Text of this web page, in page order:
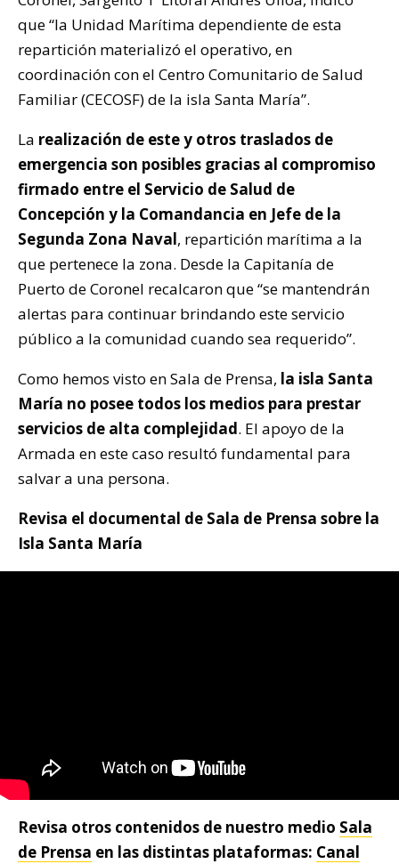
que “la Unidad Marítima dependiente de esta
repartición materializó el operativo, en
coordinación con el Centro Comunitario de Salud
Familiar (CECOSF) de la isla Santa María”.
La realización de este y otros traslados de
emergencia son posibles gracias al compromiso
firmado entre el Servicio de Salud de
Concepción y la Comandancia en Jefe de la
Segunda Zona Naval, repartición marítima a la
que pertenece la zona. Desde la Capitanía de
Puerto de Coronel recalcaron que “se mantendrán
alertas para continuar brindando este servicio
público a la comunidad cuando sea requerido”.
Como hemos visto en Sala de Prensa, la isla Santa
María no posee todos los medios para prestar
servicios de alta complejidad. El apoyo de la
Armada en este caso resultó fundamental para
salvar a una persona.
Revisa el documental de Sala de Prensa sobre la
Isla Santa María
Revisa otros contenidos de nuestro medio Sala
de Prensa en las distintas plataformas: Canal